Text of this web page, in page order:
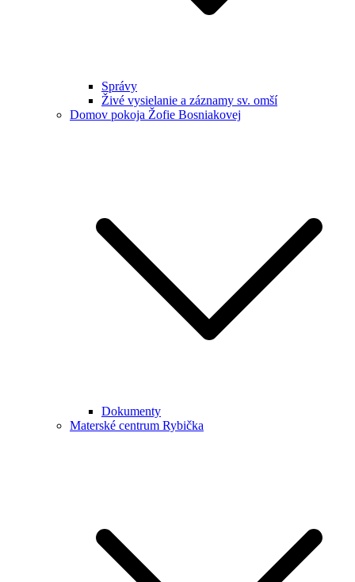
Správy
Živé vysielanie a záznamy sv. omší
Domov pokoja Žofie Bosniakovej
Dokumenty
Materské centrum Rybička